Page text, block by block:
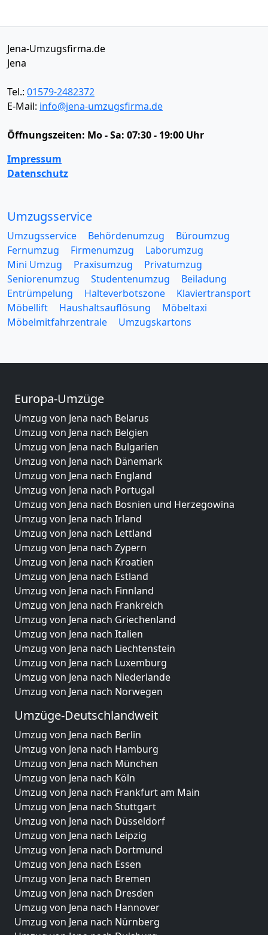
Jena-Umzugsfirma.de
Jena
Tel.: 01579-2482372
E-Mail: info@jena-umzugsfirma.de
Öffnungszeiten: Mo - Sa: 07:30 - 19:00 Uhr
Impressum
Datenschutz
Umzugsservice
Umzugsservice Behördenumzug
Büroumzug
Fernumzug
Firmenumzug
Laborumzug
Mini Umzug
Praxisumzug
Privatumzug
Seniorenumzug
Studentenumzug
Beiladung
Entrümpelung
Halteverbotszone
Klaviertransport
Möbellift
Haushaltsauflösung
Möbeltaxi
Möbelmitfahrzentrale
Umzugskartons
Europa-Umzüge
Umzug von Jena nach Belarus
Umzug von Jena nach Belgien
Umzug von Jena nach Bulgarien
Umzug von Jena nach Dänemark
Umzug von Jena nach England
Umzug von Jena nach Portugal
Umzug von Jena nach Bosnien und Herzegowina
Umzug von Jena nach Irland
Umzug von Jena nach Lettland
Umzug von Jena nach Zypern
Umzug von Jena nach Kroatien
Umzug von Jena nach Estland
Umzug von Jena nach Finnland
Umzug von Jena nach Frankreich
Umzug von Jena nach Griechenland
Umzug von Jena nach Italien
Umzug von Jena nach Liechtenstein
Umzug von Jena nach Luxemburg
Umzug von Jena nach Niederlande
Umzug von Jena nach Norwegen
Umzüge-Deutschlandweit
Umzug von Jena nach Berlin
Umzug von Jena nach Hamburg
Umzug von Jena nach München
Umzug von Jena nach Köln
Umzug von Jena nach Frankfurt am Main
Umzug von Jena nach Stuttgart
Umzug von Jena nach Düsseldorf
Umzug von Jena nach Leipzig
Umzug von Jena nach Dortmund
Umzug von Jena nach Essen
Umzug von Jena nach Bremen
Umzug von Jena nach Dresden
Umzug von Jena nach Hannover
Umzug von Jena nach Nürnberg